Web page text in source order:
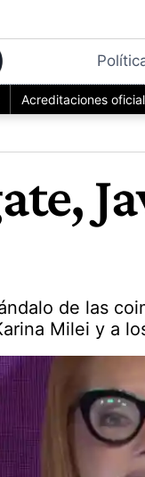
Acreditaciones
de las
Milei y a